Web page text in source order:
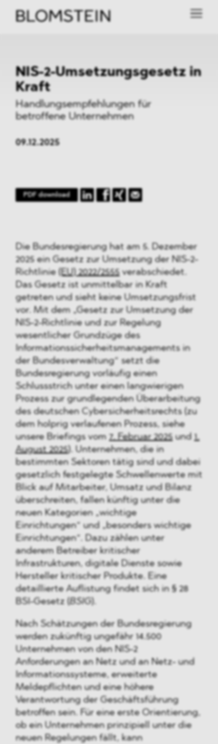
NIS-2-Umsetzungsgesetz in
Kraft
Handlungsempfehlungen für
betroffene Unternehmen
09.12.2025
PDF download
Die Bundesregierung hat am 5. Dezember
2025 ein Gesetz zur Umsetzung der NIS-2-
Richtlinie (EU) 2022/2555verabschiedet.
Das Gesetz ist unmittelbar in Kraft
getreten und sieht keine Umsetzungsfrist
vor. Mit dem „Gesetz zur Umsetzung der
NIS-2-Richtlinie und zur Regelung
wesentlicher Grundzüge des
Informationssicherheitsmanagements in
der Bundesverwaltung“ setzt die
Bundesregierung vorläufig einen
Schlussstrich unter einen langwierigen
Prozess zur grundlegenden Überarbeitung
des deutschen Cybersicherheitsrechts (zu
dem holprig verlaufenen Prozess, siehe
unsere Briefings vom 7. Februar 2025und 1.
August 2025). Unternehmen, die in
bestimmten Sektoren tätig sind und dabei
gesetzlich festgelegte Schwellenwerte mit
Blick auf Mitarbeiter, Umsatz und Bilanz
überschreiten, fallen künftig unter die
neuen Kategorien „wichtige
Einrichtungen“ und „besonders wichtige
Einrichtungen“. Dazu zählen unter
anderem Betreiber kritischer
Infrastrukturen, digitale Dienste sowie
Hersteller kritischer Produkte. Eine
detaillierte Auflistung findet sich in § 28
BSI-Gesetz (
BSIG ).
Nach Schätzungen der Bundesregierung
werden zukünftig ungefähr 14.500
Unternehmen von den NIS-2
Anforderungen an Netz und an Netz- und
Informationssysteme, erweiterte
Meldepflichten und eine höhere
Verantwortung der Geschäftsführung
betroffen sein. Für eine erste Orientierung,
ob ein Unternehmen prinzipiell unter die
neuen Regelungen fällt, kann